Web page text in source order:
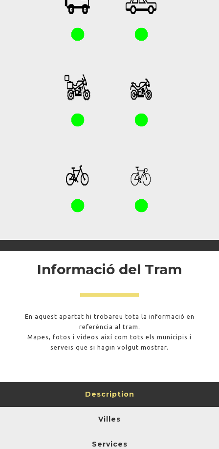
Informació del Tram
En aquest apartat hi trobareu tota la informació en
referència al tram.
Mapes, fotos i videos així com tots els municipis i
serveis que si hagin volgut mostrar.
Description
Villes
Services